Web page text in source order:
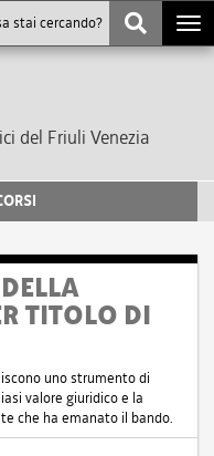
del Friuli Venezia
TITOLO DI
uno strumento di
valore giuridico e la
che ha emanato il bando.